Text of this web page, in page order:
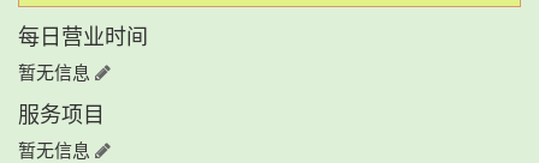
每日营业时间
暂无信息
服务项目
暂无信息